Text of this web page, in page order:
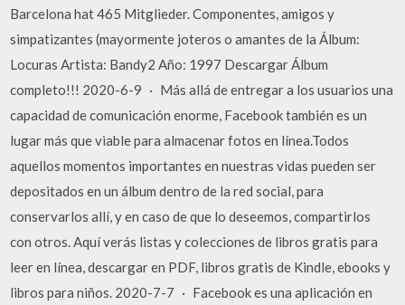
Barcelona hat 465 Mitglieder. Componentes, amigos y
simpatizantes (mayormente joteros o amantes de la Álbum:
Locuras Artista: Bandy2 Año: 1997 Descargar Álbum
completo!!! 2020-6-9 · Más allá de entregar a los usuarios una
capacidad de comunicación enorme, Facebook también es un
lugar más que viable para almacenar fotos en línea.Todos
aquellos momentos importantes en nuestras vidas pueden ser
depositados en un álbum dentro de la red social, para
conservarlos allí, y en caso de que lo deseemos, compartirlos
con otros. Aquí verás listas y colecciones de libros gratis para
leer en línea, descargar en PDF, libros gratis de Kindle, ebooks y
libros para niños. 2020-7-7 · Facebook es una aplicación en